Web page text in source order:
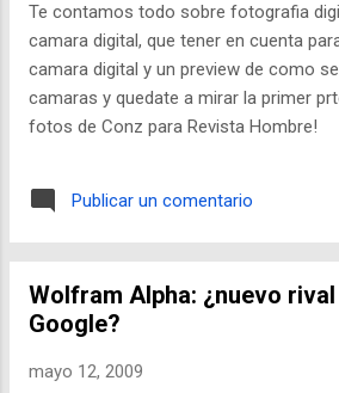
Te contamos todo sobre fotografia
camara digital, que tener en cuenta
camara digital y un preview de como
camaras y quedate a mirar la primer
fotos de Conz para Revista Hombre!
Publicar un comentario
Wolfram Alpha: ¿nuevo
Google?
mayo 12, 2009